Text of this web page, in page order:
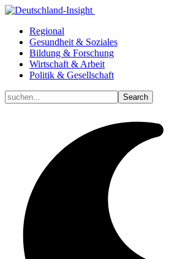
Regional
Gesundheit & Soziales
Bildung & Forschung
Wirtschaft & Arbeit
Politik & Gesellschaft